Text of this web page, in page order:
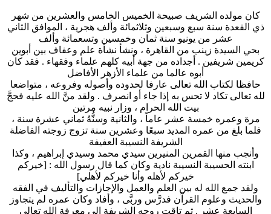
كان مولده الشريف صبيحة الخميس الخامس والعشرين من شهر
ذي القعدة سنة سبع وسبعين وثلاثمائة وألف هجرية ، الموافق الثاني
عشر من يونيو سنة ثمان وخمسين وتسعمائة وألف
بحي السيدة زينب من القاهرة ، ونشأ نشأة علم وعفاف بين أبوين
كريمين شريفين . أجداده من جهة أبيه كلهم علماء وفقهاء . فقد كان
أبوه عالما من علماء الأزهر الأفاضل
حافظا لكتاب الله تعالى عارفا لحدوده وأصوله وفروعه ، متواضعا
لله تعالى تكاد لا تحس به إذا جاء أو انصرف . ولقد منَّ الله عليه فحجَّ
بيت الله الحرام ، وزار نبيه مرتين
مرة وعمره خمسة عشر عاماً ، والثانية وسنُّهُ ثماني عشرة سنة ،
فلما بلغ من عمره المديد سبعًا وعشرين سنة تزوج زوجته الفاضلة
الشريفة النسيبة العفيفة
وأنجب منها القمرين المنيرين سيدي محمد وسيدي إبراهيم ، وكذا
ابنته الحسيبة النسيبة نادية وكان كما قال رسول الله : [خيركم
خيركم لأهله وأنا خيركم لأهلي]
ولقد جمع الله له بين العلم والعمل والإجازات والتأليف في الفقه
والحديث وعلوم القرآن فدرَّس وربَّى ، وأفاد وكان عمره لم يتجاوز
السابعة عشر . ثم تاقت روحه الشريفة إلى معرفة الله تعالى